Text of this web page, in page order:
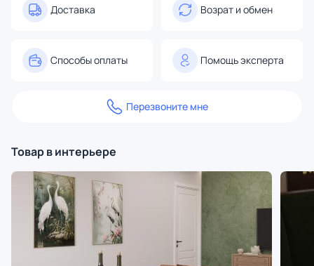
Доставка Возрат и обмен
Способы оплаты Помощь эксперта
Перезвоните мне
Товар в интерьере